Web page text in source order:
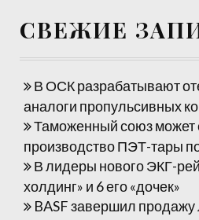
СВЕЖИЕ
В ОСК разрабатывают
аналоги пропульсивных
Таможенный союз может
производство ПЭТ-тары
В лидеры нового ЭКГ-
холдинг» и 6 его «дочек»
BASF завершил продажу